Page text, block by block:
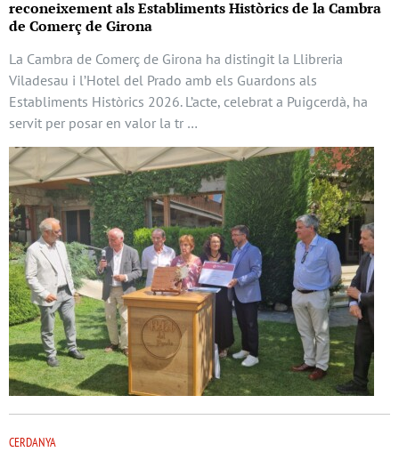
reconeixement als Establiments Històrics de la Cambra
de Comerç de Girona
La Cambra de Comerç de Girona ha distingit la Llibreria
Viladesau i l’Hotel del Prado amb els Guardons als
Establiments Històrics 2026. L’acte, celebrat a Puigcerdà, ha
servit per posar en valor la tr …
CERDANYA